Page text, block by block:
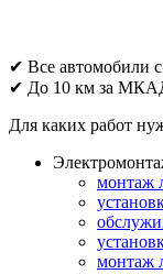
✔ Все автомобили
✔ До 10 км за
Для каких работ
монтаж
монтаж